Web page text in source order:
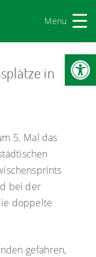
Menu
in
5. Mal das
bei der
doppelte
gefahren,